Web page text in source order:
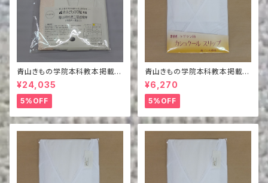
青山きもの学院本科教本掲載商
品 バイヤス青山衿付き二部式
襦袢（半襦袢＋裾除け）
¥24,035
5%OFF
青山きもの学院本科教本掲載商
品 カシュクールスリップ LL
¥6,270
5%OFF